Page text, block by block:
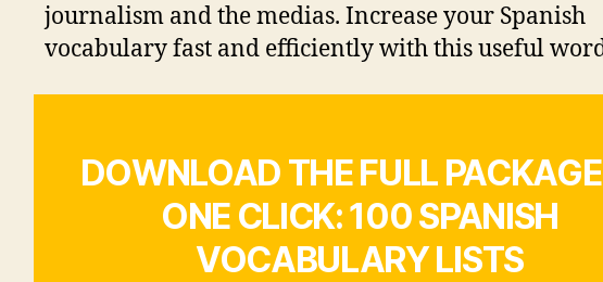
journalism and the medias. Increase your Spanish
vocabulary fast and efficiently with this useful
DOWNLOAD THE FULL
ONE CLICK: 100 SPANISH
VOCABULARY LISTS